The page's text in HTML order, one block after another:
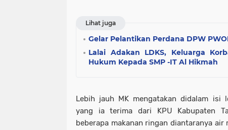
Lihat juga
Gelar Pelantikan Perdana DPW
Lalai Adakan LDKS, Keluarga
Hukum Kepada SMP -IT Al Hikmah
Lebih jauh MK mengatakan didalam isi
yang ia terima dari KPU Kabupaten
beberapa makanan ringan diantaranya